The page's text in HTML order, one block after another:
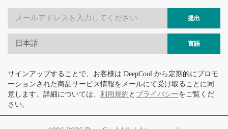
提出
日本語 言語
サインアップすることで、お客様は DeepCool から定期的にプロモ
ーションされた商品サービス情報をメールにて受け取ることに同
意します。詳細については、 利用規約 と プライバシーをご覧くだ
さい。